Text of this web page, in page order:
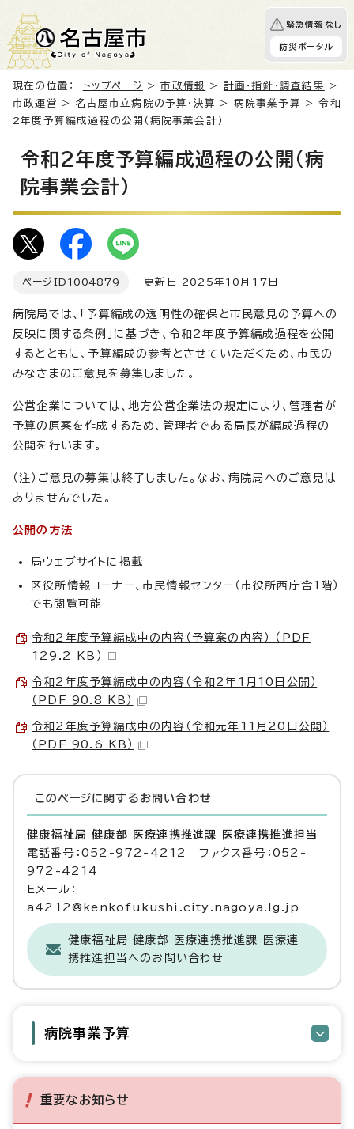
緊急情報なし
防災ポータル
現在の位置： トップページ >市政情報 > 計画・指針・調査結果
>
市政運営
> 名古屋市立病院の予算・決算 > 病院事業予算
> 令和
2年度予算編成過程の公開（病院事業会計）
令和2年度予算編成過程の公開（病
院事業会計）
ページID 1004879 更新日 2025年10月17日
病院局では、「予算編成の透明性の確保と市民意見の予算への
反映に関する条例」に基づき、令和2年度予算編成過程を公開
するとともに、予算編成の参考とさせていただくため、市民の
みなさまのご意見を募集しました。
公営企業については、地方公営企業法の規定により、管理者が
予算の原案を作成するため、管理者である局長が編成過程の
公開を行います。
（注）ご意見の募集は終了しました。なお、病院局へのご意見は
ありませんでした。
公開の方法
局ウェブサイトに掲載
区役所情報コーナー、市民情報センター（市役所西庁舎1階）
でも閲覧可能
令和2年度予算編成中の内容（予算案の内容） （PDF
129.2 KB）
令和2年度予算編成中の内容（令和2年1月10日公開）
（PDF 90.8 KB）
令和2年度予算編成中の内容（令和元年11月20日公開）
（PDF 90.6 KB）
このページに関する お問い合わせ
健康福祉局 健康部 医療連携推進課 医療連携推進担当
電話番号：052-972-4212 ファクス番号：052-
972-4214
Eメール：
a4212@kenkofukushi.city.nagoya.lg.jp
健康福祉局 健康部 医療連携推進課 医療連
携推進担当へのお問い合わせ
病院事業予算
重要なお知らせ